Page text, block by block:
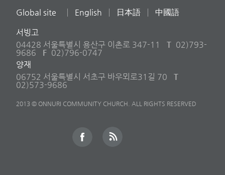
Global site English 日本語 中國語
서빙고
04428 서울특별시 용산구 이촌로 347-11
T 02)793-
9686
F 02)796-0747
양재
06752 서울특별시 서초구 바우뫼로31길 70
T
02)573-9686
2013 © ONNURI COMMUNITY CHURCH. ALL RIGHTS RESERVED